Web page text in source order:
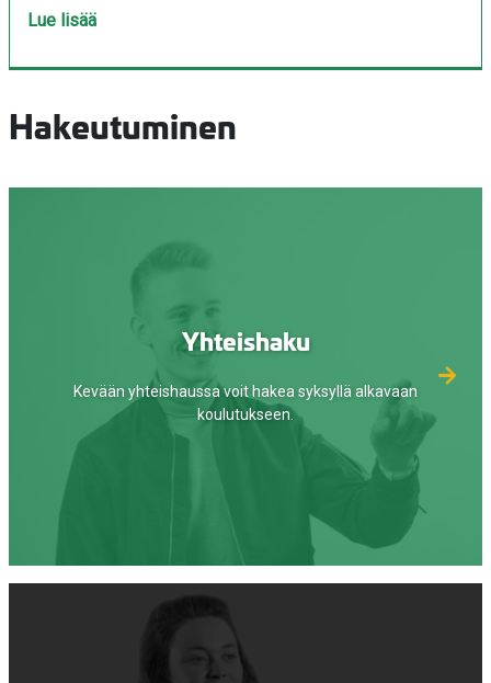
Lue lisää
Hakeutuminen
Yhteishaku
Kevään yhteishaussa voit hakea syksyllä alkavaan
koulutukseen.